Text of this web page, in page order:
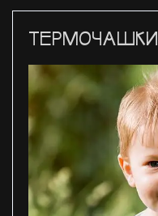
ТЕРМОЧАШКИ